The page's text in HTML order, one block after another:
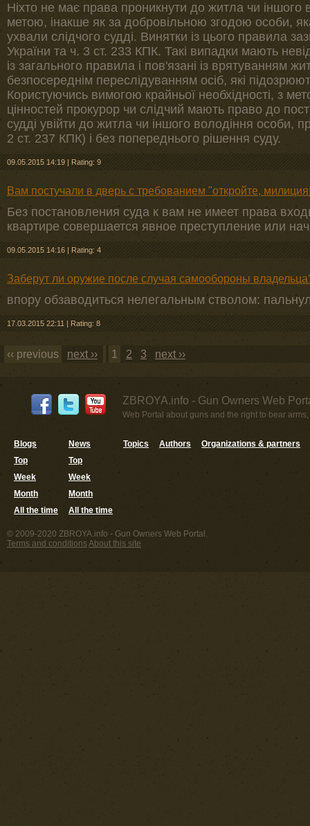
Ніхто не має права проникнути до житла чи іншого
метою, інакше як за добровільною згодою особи,
ухвали слідчого судді. Винятки із цього правила
України та ч. 3 ст. 233 КПК. Такі випадки мають
із загального правила і пов'язані із врятуванням
безпосереднім переслідуванням осіб, які
Користуючись вимогою крайньої необхідності, з
цінностей прокурор чи слідчий мають право до
судді увійти до житла чи іншого володіння особи,
2 ст. 237 КПК) і без попереднього рішення суду.
09.05.2015 14:19 | Rating: 9
Вам постучали в дверь с требованием "откройте,
Без постановления суда к вам не имеет права
квартире совершается явное преступление или
09.05.2015 14:16 | Rating: 4
Заберут ли оружие после случая самообороны
впору обзаводиться нелегальным стволом:
17.03.2015 22:11 | Rating: 8
‹‹ previous next ›› 1 2 3 next ››
ZBROYA.info - Gun Owners Web
Web Portal about guns and the right to bear
Blogs
Top
Week
Month
All the time
News
Top
Week
Month
All the time
Topics Authors Organizations & partners
© 2009-2020 ZBROYA.info - Gun Owners Web Portal.
Terms and conditionsAbout this site